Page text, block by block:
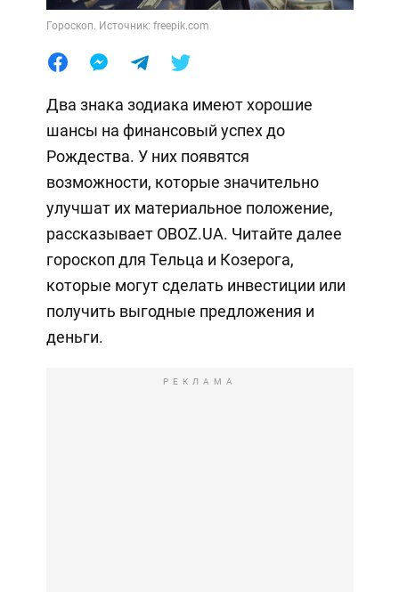
Гороскоп. Источник: freepik.com
Два знака зодиака имеют хорошие
шансы на финансовый успех до
Рождества. У них появятся
возможности, которые значительно
улучшат их материальное положение,
рассказывает OBOZ.UA. Читайте далее
гороскоп для Тельца и Козерога,
которые могут сделать инвестиции или
получить выгодные предложения и
деньги.
РЕКЛАМА